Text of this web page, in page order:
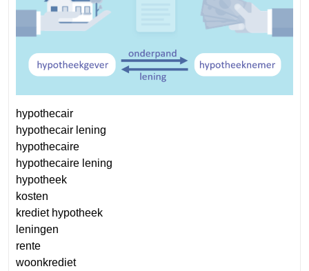
hypothecair
hypothecair lening
hypothecaire
hypothecaire lening
hypotheek
kosten
krediet hypotheek
leningen
rente
woonkrediet